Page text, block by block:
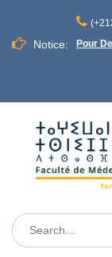
content
Notice: Pour
Search
for: